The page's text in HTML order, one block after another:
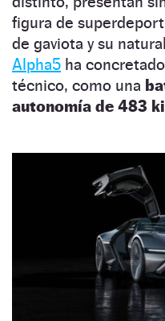
figura de
de gaviota y su
Alpha5 ha
técnico, como una
autonomía de 483